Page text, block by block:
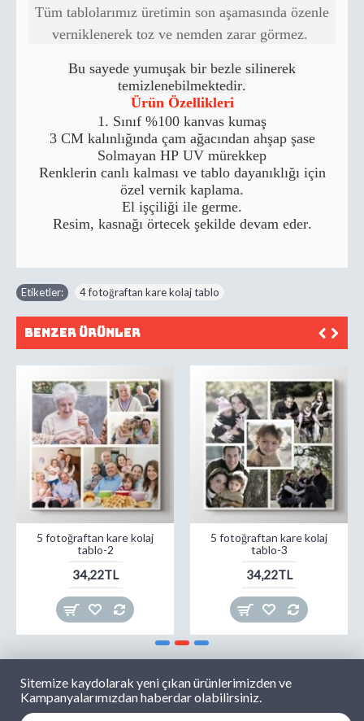
Tüm tablolarımız üretimin son aşamasında özenle
verniklenerek toz ve nemden zarar görmez.
Bu sayede yumuşak bir bezle silinerek
temizlenebilmektedir.
Ürün Özellikleri
1. Sınıf %100 kanvas kumaş
3 CM kalınlığında çam ağacından ahşap şase
Solmayan HP UV mürekkep
Renklerin canlı kalması ve tablo dayanıklığı için
özel vernik kaplama.
El işçiliği ile germe.
Resim, kasnağı örtecek şekilde devam eder.
Etiketler: 4 fotoğraftan kare kolaj tablo
Benzer Ürünler
5 fotoğraftan kare kolaj
tablo-2
34,22TL
5 fotoğraftan kare kolaj
tablo-3
34,22TL
Sitemize kaydolarak yeni çıkan ürünlerimizden ve
Kampanyalarımızdan haberdar olabilirsiniz.